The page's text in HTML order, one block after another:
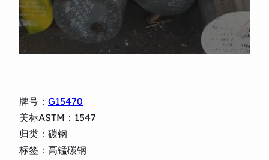
牌号： G15470
美标ASTM：1547
归类：碳钢
标签：高锰碳钢